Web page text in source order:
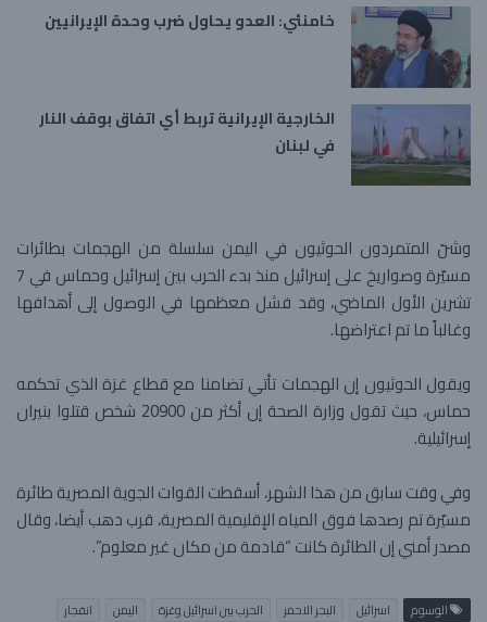
خامنئي: العدو يحاول ضرب وحدة الإيرانيين
الخارجية الإيرانية تربط أي اتفاق بوقف النار
في لبنان
وشنّ المتمردون الحوثيون في اليمن سلسلة من الهجمات بطائرات
مسيّرة وصواريخ على إسرائيل منذ بدء الحرب بين إسرائيل وحماس في 7
تشرين الأول الماضي، وقد فشل معظمها في الوصول إلى أهدافها
وغالباً ما تم اعتراضها.
ويقول الحوثيون إن الهجمات تأتي تضامنا مع قطاع غزة الذي تحكمه
حماس، حيث تقول وزارة الصحة إن أكثر من 20900 شخص قتلوا بنيران
إسرائيلية.
وفي وقت سابق من هذا الشهر، أسقطت القوات الجوية المصرية طائرة
مسيّرة تم رصدها فوق المياه الإقليمية المصرية، قرب دهب أيضا، وقال
مصدر أمني إن الطائرة كانت “قادمة من مكان غير معلوم”.
الوسوم ​اسرائيل البحر الاحمر الحرب بين اسرائيل وغزة اليمن
انفجار